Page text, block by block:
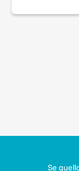
Ora è il vostro
Se